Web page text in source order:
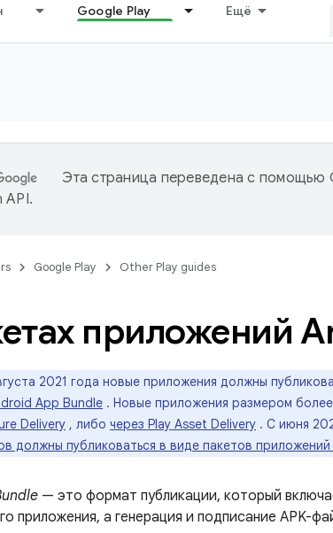
Google Play Ещё
Эта страница переведена с помощью
API.
Google Play Other Play guides
приложений
2021 года новые приложения должны
App Bundle . Новые приложения размером
Delivery , либо через Play Asset Delivery . С июня
должны публиковаться в виде пакетов
— это формат публикации, который
приложения, а генерация и подписание APK-